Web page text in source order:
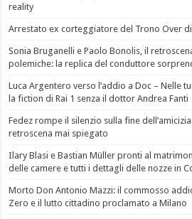
reality
Arrestato ex corteggiatore del Trono Over
Sonia Bruganelli e Paolo Bonolis, il
polemiche: la replica del conduttore
Luca Argentero verso l’addio a Doc – Nelle
la fiction di Rai 1 senza il dottor Andrea Fanti
Fedez rompe il silenzio sulla fine
retroscena mai spiegato
Ilary Blasi e Bastian Müller pronti al
delle camere e tutti i dettagli delle nozze in
Morto Don Antonio Mazzi: il commosso
Zero e il lutto cittadino proclamato a Milano